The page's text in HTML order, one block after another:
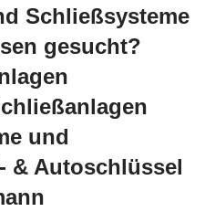
Schließsysteme
gesucht?
und
& Autoschlüssel